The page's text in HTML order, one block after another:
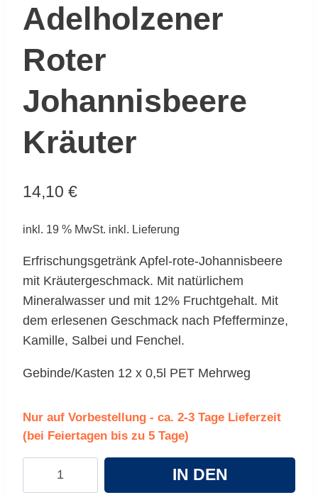
Adelholzener
Roter
Johannisbeere
Kräuter
14,10 €
inkl. 19 % MwSt. inkl. Lieferung
Erfrischungsgetränk Apfel-rote-Johannisbeere
mit Kräutergeschmack. Mit natürlichem
Mineralwasser und mit 12% Fruchtgehalt. Mit
dem erlesenen Geschmack nach Pfefferminze,
Kamille, Salbei und Fenchel.
Gebinde/Kasten 12 x 0,5l PET Mehrweg
Nur auf Vorbestellung - ca. 2-3 Tage Lieferzeit
(bei Feiertagen bis zu 5 Tage)
IN DEN